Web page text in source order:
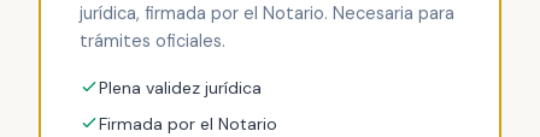
jurídica, firmada por el Notario. Necesaria para
trámites oficiales.
Plena validez jurídica
Firmada por el Notario